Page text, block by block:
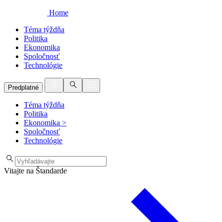
Home
Téma týždňa
Politika
Ekonomika
Spoločnosť
Technológie
Predplatné
Téma týždňa
Politika
Ekonomika >
Spoločnosť
Technológie
Vitajte na Štandarde